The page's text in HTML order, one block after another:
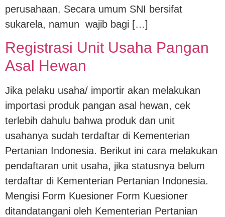
perusahaan. Secara umum SNI bersifat
sukarela, namun wajib bagi […]
Registrasi Unit Usaha Pangan
Asal Hewan
Jika pelaku usaha/ importir akan melakukan
importasi produk pangan asal hewan, cek
terlebih dahulu bahwa produk dan unit
usahanya sudah terdaftar di Kementerian
Pertanian Indonesia. Berikut ini cara melakukan
pendaftaran unit usaha, jika statusnya belum
terdaftar di Kementerian Pertanian Indonesia.
Mengisi Form Kuesioner Form Kuesioner
ditandatangani oleh Kementerian Pertanian